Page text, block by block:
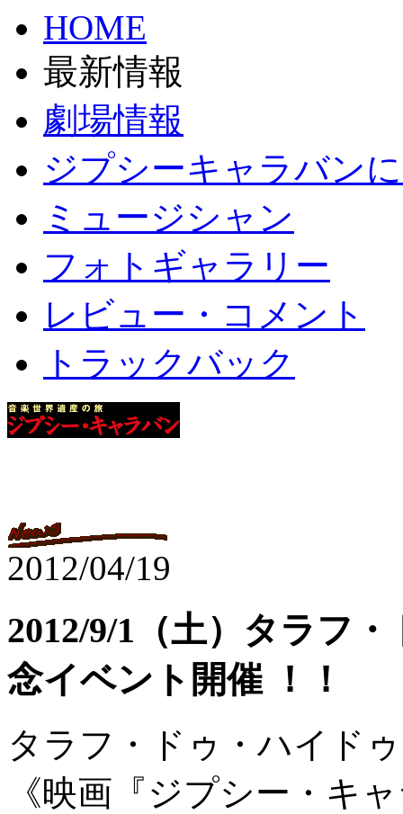
HOME
最新情報
劇場情報
ジプシーキャラバン
ミュージシャン
フォトギャラリー
レビュー・コメント
トラックバック
2012/04/19
2012/9/1（土）タラフ
念イベント開催 ！！
タラフ・ドゥ・ハイド
《映画『ジプシー・キ